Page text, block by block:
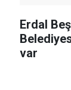
Erdal
var